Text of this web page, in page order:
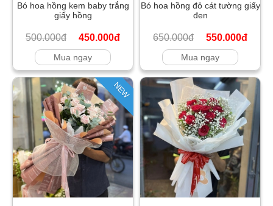
Bó hoa hồng kem baby trắng
giấy hồng
500.000đ 450.000đ
Mua ngay
Bó hoa hồng đỏ cát tường giấy
đen
650.000đ 550.000đ
Mua ngay
NEW